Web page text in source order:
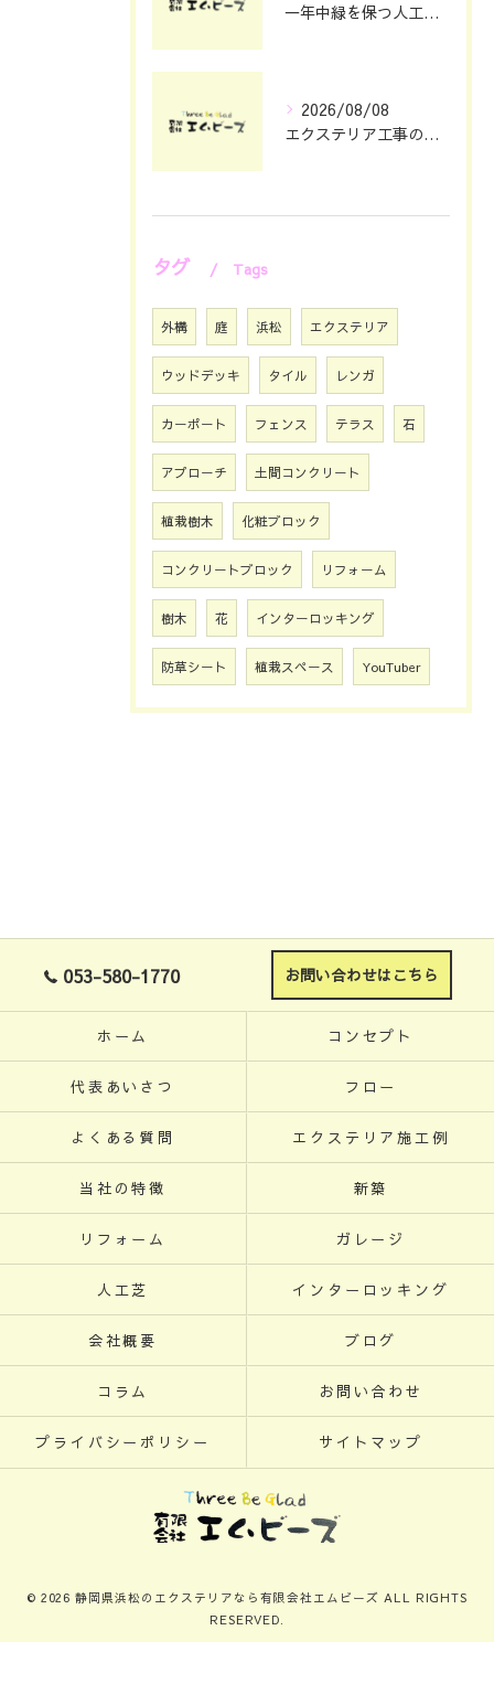
一年中緑を保つ人工芝の魅力と選び方
2026/08/08
エクステリア工事の理想を静岡県浜松市で叶える費用とデザインのポイント
タグ Tags
外構 庭 浜松 エクステリア
ウッドデッキ タイル レンガ
カーポート フェンス テラス 石
アプローチ 土間コンクリート
植栽樹木 化粧ブロック
コンクリートブロック リフォーム
樹木 花 インターロッキング
防草シート 植栽スペース YouTuber
053-580-1770 お問い合わせはこちら
ホーム コンセプト
代表あいさつ フロー
よくある質問 エクステリア施工例
当社の特徴 新築
リフォーム ガレージ
人工芝 インターロッキング
会社概要 ブログ
コラム お問い合わせ
プライバシーポリシー サイトマップ
© 2026 静岡県浜松のエクステリアなら有限会社エムビーズ ALL RIGHTS
RESERVED.